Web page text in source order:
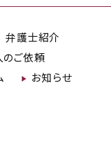
弁護士紹介
のご依頼
お知らせ